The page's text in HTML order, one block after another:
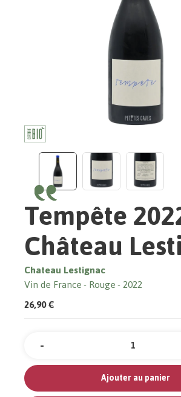
Tempête
Château
Chateau Lestignac
Vin de France Rouge 2022
26,90 €
Quantité
-
Ajouter au panier